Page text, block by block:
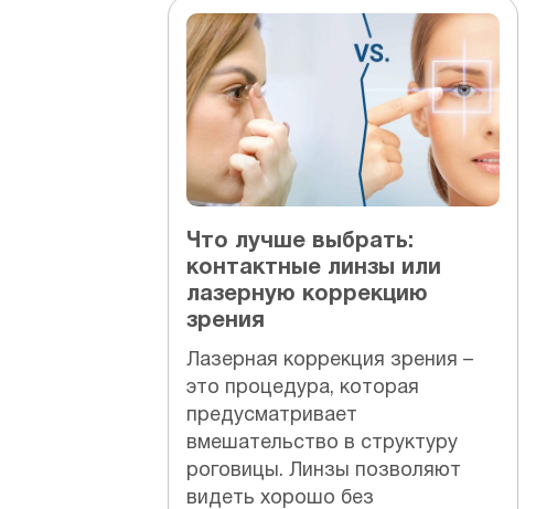
Что лучше выбрать:
контактные линзы или
лазерную коррекцию
зрения
Лазерная коррекция зрения –
это процедура, которая
предусматривает
вмешательство в структуру
роговицы. Линзы позволяют
видеть хорошо без